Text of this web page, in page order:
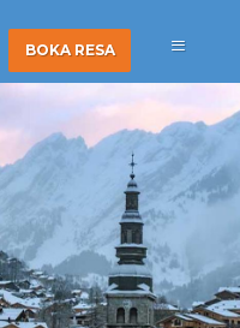
BOKA RESA